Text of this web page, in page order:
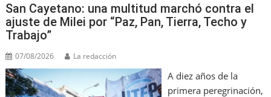
San Cayetano: una multitud marchó contra el
ajuste de Milei por “Paz, Pan, Tierra, Techo y
Trabajo”
07/08/2026 La redacción
A diez años de la
primera peregrinación,